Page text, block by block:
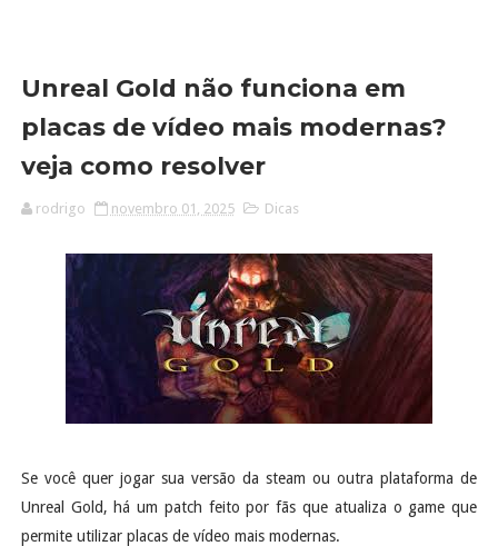
Unreal Gold não funciona em
placas de vídeo mais modernas?
veja como resolver
rodrigo novembro 01, 2025 Dicas
Se você quer jogar sua versão da steam ou outra plataforma de
Unreal Gold, há um patch feito por fãs que atualiza o game que
permite utilizar placas de vídeo mais modernas.